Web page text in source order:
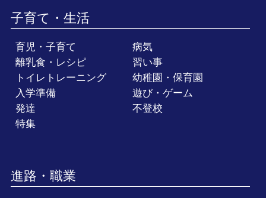
子育て・生活
育児・子育て
病気
離乳食・レシピ
習い事
トイレトレーニング
幼稚園・保育園
入学準備
遊び・ゲーム
発達
不登校
特集
進路・職業